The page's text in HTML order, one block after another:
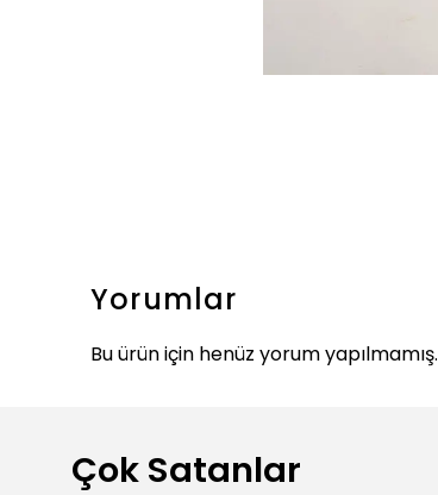
Yorumlar
Bu ürün için henüz yorum yapılmamış.
Çok Satanlar